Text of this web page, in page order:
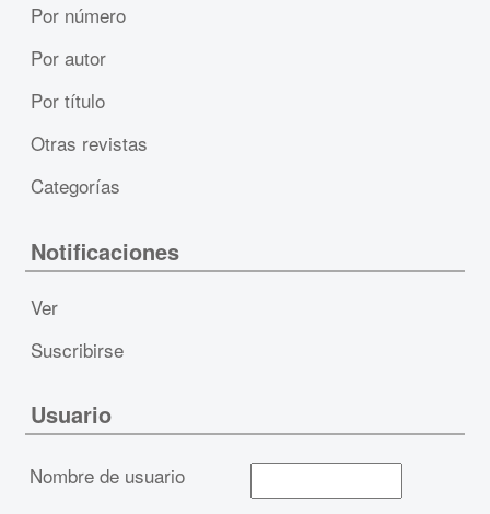
Por número
Por autor
Por título
Otras revistas
Categorías
Notificaciones
Ver
Suscribirse
Usuario
Nombre de usuario